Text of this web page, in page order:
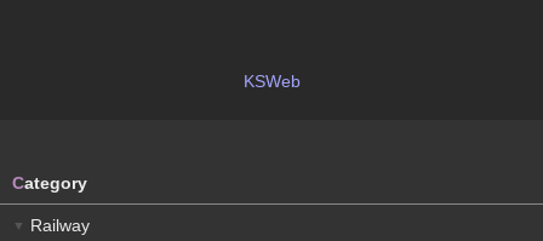
KSWeb
Category
▼ Railway